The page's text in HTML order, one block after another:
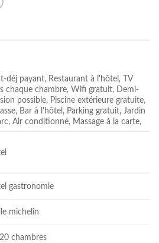
déj payant, Restaurant à l'hôtel, TV
chaque chambre, Wifi gratuit, Demi-
possible, Piscine extérieure gratuite,
Bar à l'hôtel, Parking gratuit, Jardin
Air conditionné, Massage à la carte,
gastronomie
michelin
chambres